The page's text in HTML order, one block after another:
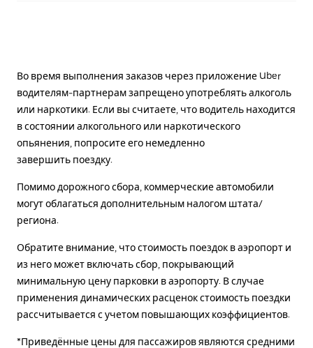
Во время выполнения заказов через приложение Uber
водителям-партнерам запрещено употреблять алкоголь
или наркотики. Если вы считаете, что водитель находится
в состоянии алкогольного или наркотического
опьянения, попросите его немедленно
завершить поездку.
Помимо дорожного сбора, коммерческие автомобили
могут облагаться дополнительным налогом штата/
региона.
Обратите внимание, что стоимость поездок в аэропорт и
из него может включать сбор, покрывающий
минимальную цену парковки в аэропорту. В случае
применения динамических расценок стоимость поездки
рассчитывается с учетом повышающих коэффициентов.
*Приведённые цены для пассажиров являются средними